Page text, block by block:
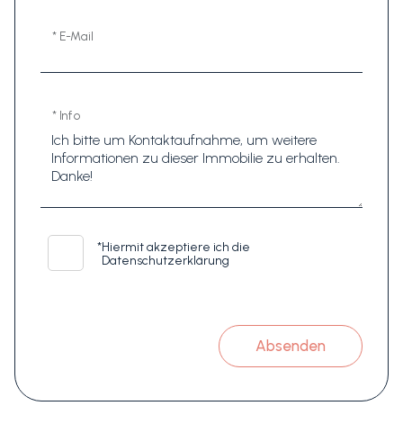
* E-Mail
* Info
*Hiermit akzeptiere ich die
Datenschutzerklärung
Absenden